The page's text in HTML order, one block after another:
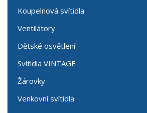
Koupelnová svítidla
Ventilátory
Dětské osvětlení
Svítidla VINTAGE
Žárovky
Venkovní svítidla